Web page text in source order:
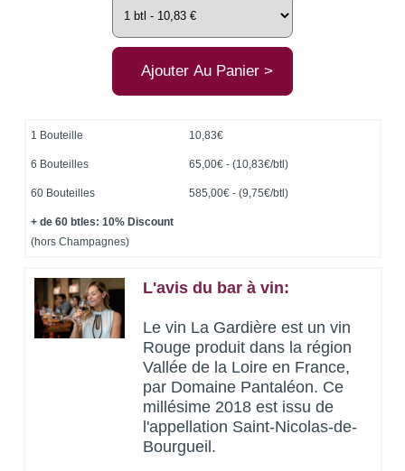
1 Bouteille 10,83€
6 Bouteilles 65,00€ - (10,83€/btl)
60 Bouteilles 585,00€- (9,75€/btl)
+ de 60 btles: 10% Discount
(hors Champagnes)
L'avis du bar à vin:
Le vin La Gardière est un vin
Rouge produit dans la région
Vallée de la Loire en France,
par Domaine Pantaléon. Ce
millésime 2018 est issu de
l'appellation Saint-Nicolas-de-
Bourgueil.